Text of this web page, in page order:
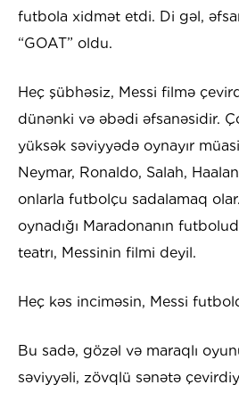
futbola xidmət etdi. Di gəl,
“GOAT” oldu.
Heç şübhəsiz, Messi filmə
dünənki və əbədi əfsanəsidir.
yüksək səviyyədə oynayır
Neymar, Ronaldo, Salah,
onlarla futbolçu sadalamaq
oynadığı Maradonanın
teatrı, Messinin filmi deyil.
Heç kəs inciməsin, Messi
Bu sadə, gözəl və maraqlı
səviyyəli, zövqlü sənətə